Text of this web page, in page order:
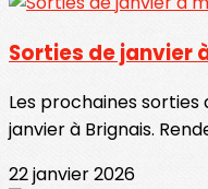
Sorties de janvier
Les prochaines sorties
janvier à Brignais.
22 janvier 2026